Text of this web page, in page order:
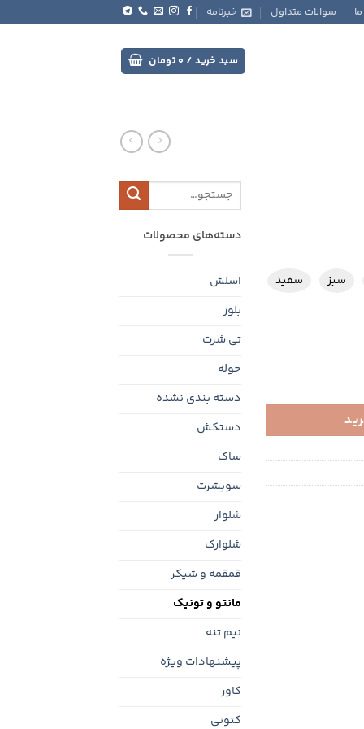
سوالات متداول خبرنامه
سبد خرید / 0 تومان
سبز
سفید
جستجو
برای:
دسته‌های محصولات
اسلش
بلوز
تی شرت
حوله
دسته بندی نشده
دستکش
ساک
سویشرت
شلوار
شلوارک
قمقمه و شیکر
مانتو و تونیک
نیم تنه
پیشنهادات ویژه
کاور
کتونی